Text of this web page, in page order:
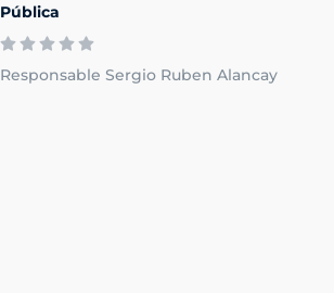
Pública
Responsable Sergio Ruben Alancay